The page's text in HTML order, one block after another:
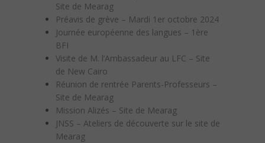
Site de Mearag
Préavis de grève – Mardi 1er octobre 2024
Journée européenne des langues – 1ère
BFI
Visite de M. l’Ambassadeur au LFC – Site
de New Cairo
Réunion de rentrée Parents-Professeurs –
Site de Mearag
Mission Alizés – Site de Mearag
JNSS – Ateliers de découverte sur le site de
Mearag